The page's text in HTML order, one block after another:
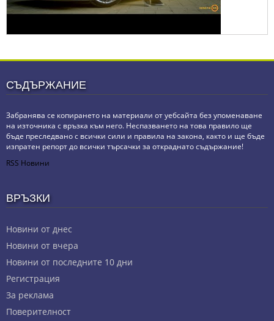
СЪДЪРЖАНИЕ
Забранява се копирането на материали от уебсайта без упоменаване
на източника с връзка към него. Неспазването на това правило ще
бъде преследвано с всички сили и правила на закона, както и ще бъде
изпратен репорт до всички търсачки за откраднато съдържание!
RSS Новини
ВРЪЗКИ
Новини от днес
Новини от вчера
Новини от последните 10 дни
Регистрация
За реклама
Πoвepитeлнocт